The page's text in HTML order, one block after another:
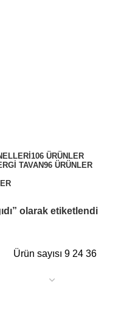
106 ÜRÜNLER
TAVAN96 ÜRÜNLER
olarak etiketlendi
Ürün sayısı9 2436